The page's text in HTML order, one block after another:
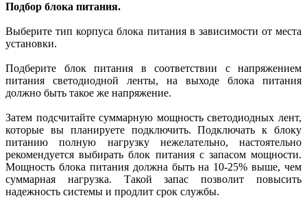
Подбор блока питания.
Выберите тип корпуса блока питания в зависимости от места
установки.
Подберите блок питания в соответствии с напряжением
питания светодиодной ленты, на выходе блока питания
должно быть такое же напряжение.
Затем подсчитайте суммарную мощность светодиодных лент,
которые вы планируете подключить. Подключать к блоку
питанию полную нагрузку нежелательно, настоятельно
рекомендуется выбирать блок питания с запасом мощности.
Мощность блока питания должна быть на 10-25% выше, чем
суммарная нагрузка. Такой запас позволит повысить
надежность системы и продлит срок службы.